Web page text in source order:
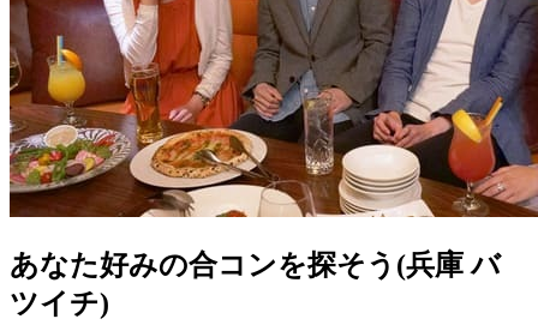
あなた好みの合コンを探そう(兵庫 バ
ツイチ)